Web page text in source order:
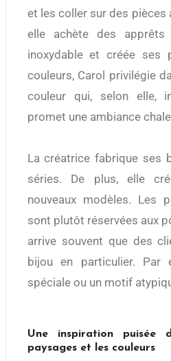
et les coller sur des pièces
elle achète des
inoxydable et créée ses
couleurs, Carol privilégie
couleur qui, selon elle,
promet une ambiance
La créatrice fabrique ses
séries. De plus, elle
nouveaux modèles. Les
sont plutôt réservées aux
arrive souvent que des
bijou en particulier. Par
spéciale ou un motif
Une inspiration puisée
paysages et les couleurs